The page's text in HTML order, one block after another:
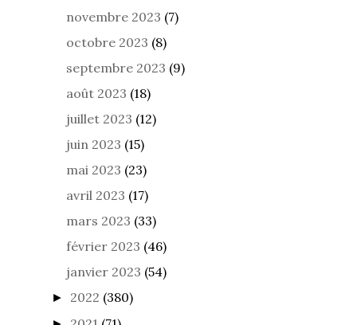
novembre 2023 (7)
octobre 2023 (8)
septembre 2023 (9)
août 2023 (18)
juillet 2023 (12)
juin 2023 (15)
mai 2023 (23)
avril 2023 (17)
mars 2023 (33)
février 2023 (46)
janvier 2023 (54)
► 2022 (380)